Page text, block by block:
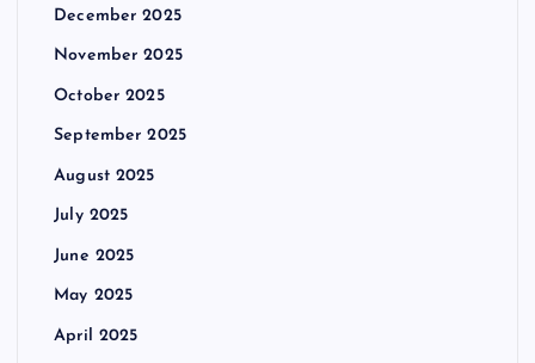
December 2025
November 2025
October 2025
September 2025
August 2025
July 2025
June 2025
May 2025
April 2025